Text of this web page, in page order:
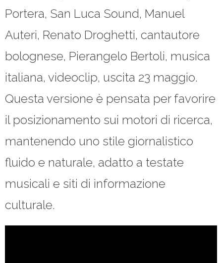
Portera, San Luca Sound, Manuel
Auteri, Renato Droghetti, cantautore
bolognese, Pierangelo Bertoli, musica
italiana, videoclip, uscita 23 maggio.
Questa versione è pensata per favorire
il posizionamento sui motori di ricerca,
mantenendo uno stile giornalistico
fluido e naturale, adatto a testate
musicali e siti di informazione
culturale.